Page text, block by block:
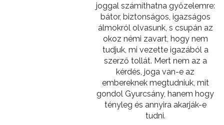
joggal számíthatna győzelemre:
bátor, biztonságos, igazságos
álmokról olvasunk, s csupán az
okoz némi zavart, hogy nem
tudjuk, mi vezette igazából a
szerző tollát. Mert nem az a
kérdés, joga van-e az
embereknek megtudniuk, mit
gondol Gyurcsány, hanem hogy
tényleg és annyira akarják-e
tudni.